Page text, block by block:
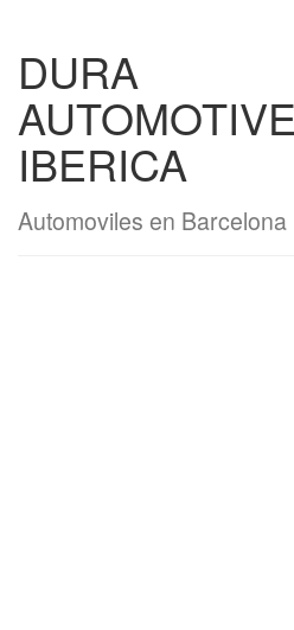
DURA
AUTOMOTIVE
IBERICA
Automoviles en Barcelona